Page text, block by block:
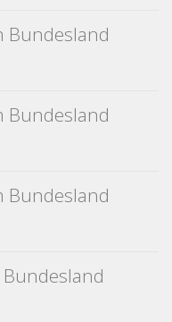
Bundesland
Bundesland
Bundesland